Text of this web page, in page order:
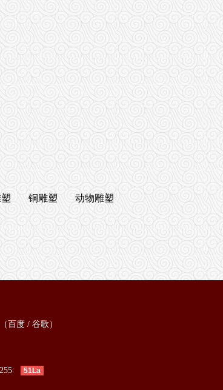
铜雕塑 动物雕塑
百度 / 谷歌 ）
51La